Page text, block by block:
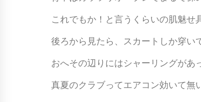
これでもか！と言うくらいの肌魅せ
後ろから見たら、スカートしか穿い
おへその辺りにはシャーリングがあ
真夏のクラブってエアコン効いて無